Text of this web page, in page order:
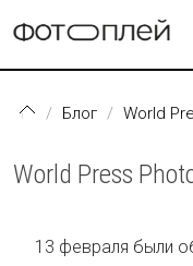
Блог World
World Press
13 февраля были